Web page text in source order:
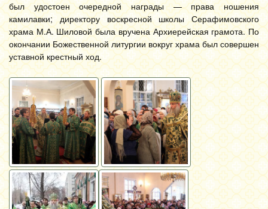
был удостоен очередной награды — права ношения
камилавки; директору воскресной школы Серафимовского
храма М.А. Шиловой была вручена Архиерейская грамота. По
окончании Божественной литургии вокруг храма был совершен
уставной крестный ход.